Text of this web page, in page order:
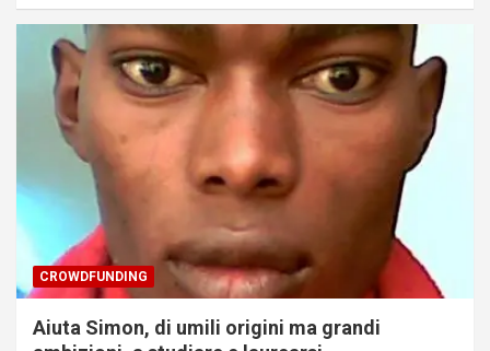
CROWDFUNDING
Aiuta Simon, di umili origini ma grandi